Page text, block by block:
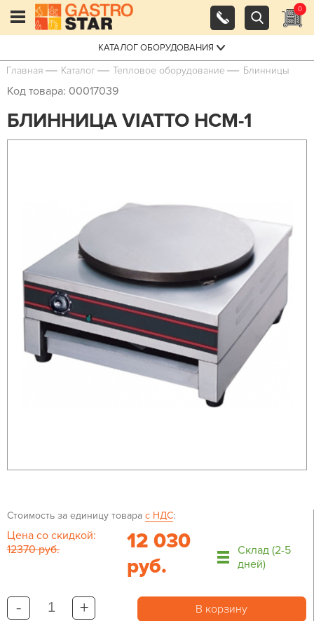
0
КАТАЛОГ ОБОРУДОВАНИЯ
Главная Каталог Тепловое оборудование Блинницы
Код товара: 00017039
БЛИННИЦА VIATTO HCM-1
Стоимость за единицу товара с НДС:
Цена со скидкой:
12370 руб.
12 030
руб.
Склад (2-5
дней)
- + В корзину